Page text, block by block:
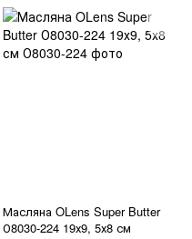
Масляна OLens Super Butter
О8030-224 19х9, 5х8 см